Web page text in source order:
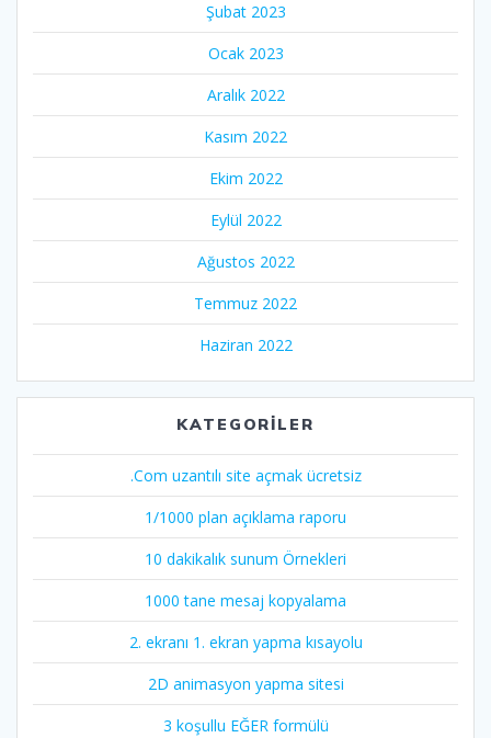
Şubat 2023
Ocak 2023
Aralık 2022
Kasım 2022
Ekim 2022
Eylül 2022
Ağustos 2022
Temmuz 2022
Haziran 2022
KATEGORILER
.Com uzantılı site açmak ücretsiz
1/1000 plan açıklama raporu
10 dakikalık sunum Örnekleri
1000 tane mesaj kopyalama
2. ekranı 1. ekran yapma kısayolu
2D animasyon yapma sitesi
3 koşullu EĞER formülü